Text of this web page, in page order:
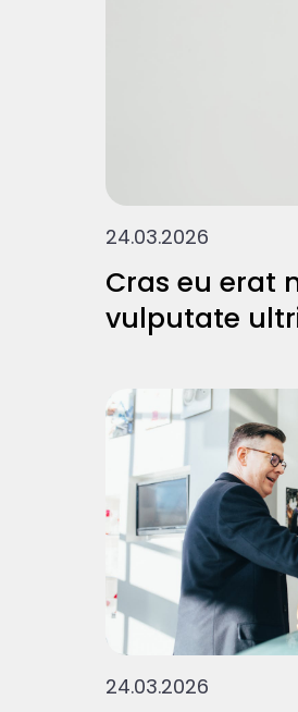
24.03.2026
Cras eu erat
vulputate
24.03.2026